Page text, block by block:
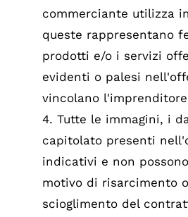
commerciante utilizza
queste rappresentano
prodotti e/o i servizi
evidenti o palesi
vincolano
4. Tutte le immagini, i
capitolato presenti
indicativi e non
motivo di risarcimento
scioglimento del